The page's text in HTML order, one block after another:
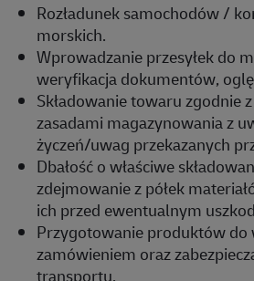
Rozładunek samochodów /
morskich.
Wprowadzanie przesyłek do
weryfikacja dokumentów,
Składowanie towaru zgodnie
zasadami magazynowania z
życzeń/uwag przekazanych
Dbałość o właściwe
zdejmowanie z półek
ich przed ewentualnym
Przygotowanie produktów do
zamówieniem oraz
transportu.